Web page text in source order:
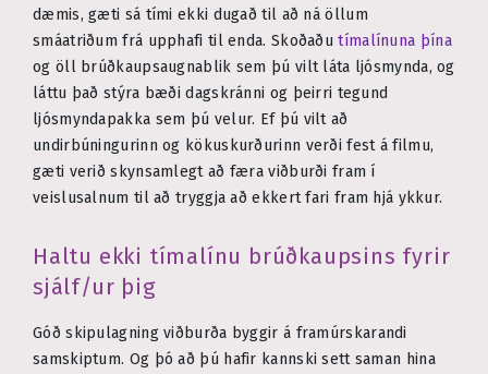
dæmis, gæti sá tími ekki dugað til að ná öllum
smáatriðum frá upphafi til enda. Skoðaðutímalínuna þína
og öll brúðkaupsaugnablik sem þú vilt láta ljósmynda, og
láttu það stýra bæði dagskránni og þeirri tegund
ljósmyndapakka sem þú velur. Ef þú vilt að
undirbúningurinn og kökuskurðurinn verði fest á filmu,
gæti verið skynsamlegt að færa viðburði fram í
veislusalnum til að tryggja að ekkert fari fram hjá ykkur.
Haltu ekki tímalínu brúðkaupsins fyrir
sjálf/ur þig
Góð skipulagning viðburða byggir á framúrskarandi
samskiptum. Og þó að þú hafir kannski sett saman hina